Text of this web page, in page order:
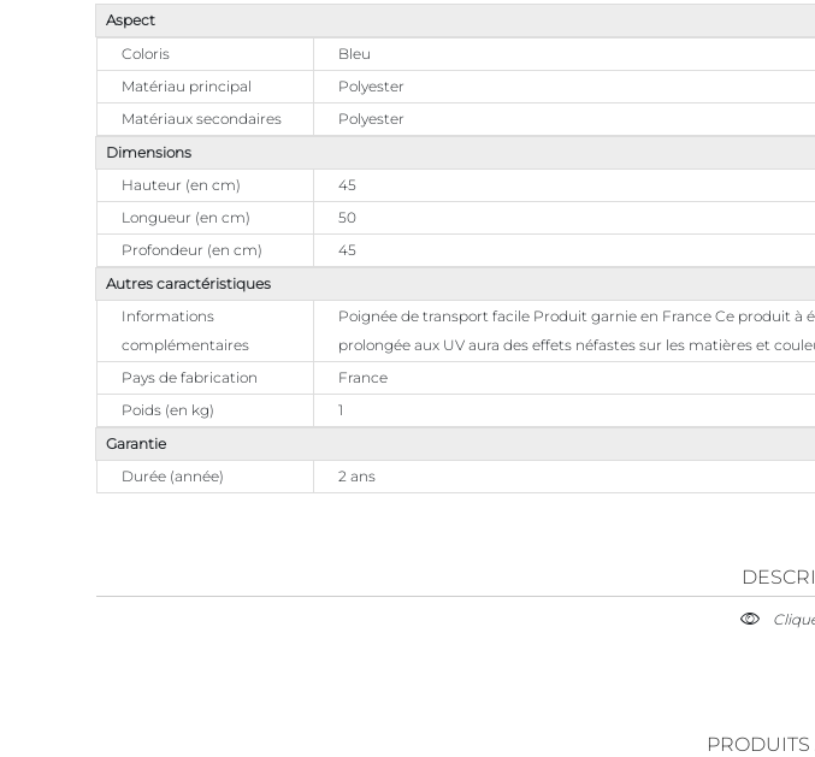
Aspect
Coloris
Bleu
Matériau principal
Polyester
Matériaux secondaires
Polyester
Dimensions
Hauteur (en cm)
45
Longueur (en cm)
50
Profondeur (en cm)
45
Autres caractéristiques
Informations
complémentaires
Poignée de transport facile Produit garnie en France Ce produit à
prolongée aux UV aura des effets néfastes sur les matières et
Pays de fabrication
France
Poids (en kg)
1
Garantie
Durée (année)
2 ans
PRODUITS